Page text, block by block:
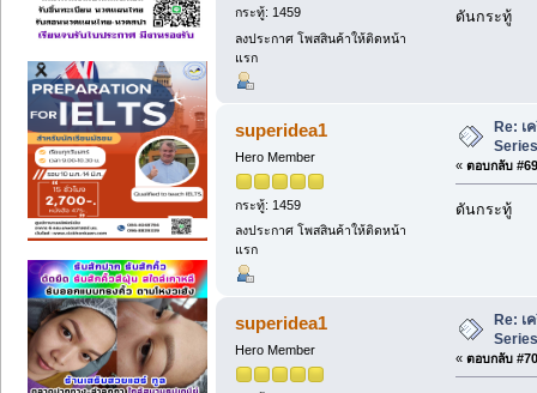
กระทู้: 1459
ลงประกาศ โพสสินค้าให้ติดหน้า
แรก
ดันกระทู้
superidea1
Hero Member
กระทู้: 1459
ลงประกาศ โพสสินค้าให้ติดหน้า
แรก
Re: เ
« ตอบกลับ
ดันกระทู้
superidea1
Hero Member
Re: เ
« ตอบกลับ